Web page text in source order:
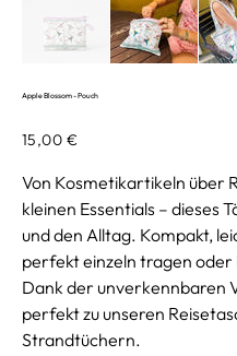
Apple Blossom - Pouch
Preis
15,00 €
Von Kosmetikartikeln über
kleinen Essentials – dieses
und den Alltag. Kompakt,
perfekt einzeln tragen
Dank der unverkennbaren
perfekt zu unseren
Strandtüchern.